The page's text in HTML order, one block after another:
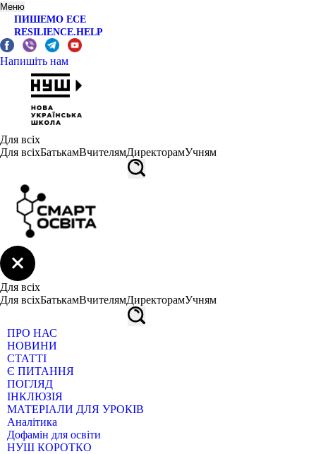
Меню
ПИШЕМО ЕСЕ
RESILIENCE.HELP
Напишіть нам
Для всіх
Для всіхБатькамВчителямДиректорамУчням
Для всіх
Для всіхБатькамВчителямДиректорамУчням
ПРО НАС
НОВИНИ
СТАТТІ
Є ПИТАННЯ
ПОГЛЯД
ІНКЛЮЗІЯ
МАТЕРІАЛИ ДЛЯ УРОКІВ
Аналітика
Дофамін для освіти
НУШ КОРОТКО